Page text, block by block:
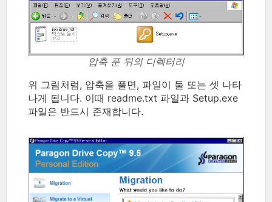
압축 푼 뒤의 디렉터리
위 그림처럼, 압축을 풀면, 파일이 둘 또는 셋 나타
나게 됩니다. 이때 readme.txt 파일과 Setup.exe
파일은 반드시 존재합니다.